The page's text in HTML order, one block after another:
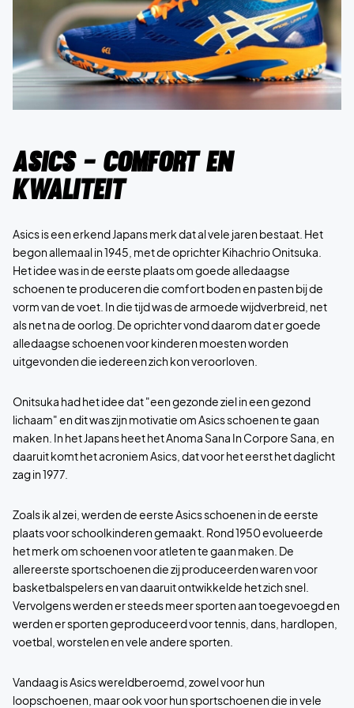
Asics - comfort en
kwaliteit
Asics is een erkend Japans merk dat al vele jaren bestaat. Het
begon allemaal in 1945, met de oprichter Kihachrio Onitsuka.
Het idee was in de eerste plaats om goede alledaagse
schoenen te produceren die comfort boden en pasten bij de
vorm van de voet. In die tijd was de armoede wijdverbreid, net
als net na de oorlog. De oprichter vond daarom dat er goede
alledaagse schoenen voor kinderen moesten worden
uitgevonden die iedereen zich kon veroorloven.
Onitsuka had het idee dat "een gezonde ziel in een gezond
lichaam" en dit was zijn motivatie om Asics schoenen te gaan
maken. In het Japans heet het Anoma Sana In Corpore Sana, en
daaruit komt het acroniem Asics, dat voor het eerst het daglicht
zag in 1977.
Zoals ik al zei, werden de eerste Asics schoenen in de eerste
plaats voor schoolkinderen gemaakt. Rond 1950 evolueerde
het merk om schoenen voor atleten te gaan maken. De
allereerste sportschoenen die zij produceerden waren voor
basketbalspelers en van daaruit ontwikkelde het zich snel.
Vervolgens werden er steeds meer sporten aan toegevoegd en
werden er sporten geproduceerd voor tennis, dans, hardlopen,
voetbal, worstelen en vele andere sporten.
Vandaag is Asics wereldberoemd, zowel voor hun
loopschoenen, maar ook voor hun sportschoenen die in vele